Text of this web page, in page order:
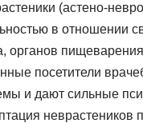
(астено-
в отношении
органов
посетители
и дают сильные
неврастеников